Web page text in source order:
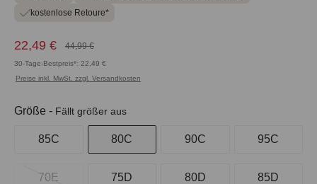
kostenlose Retoure*
22,49 € 44,99 €
30-Tage-Bestpreis*: 22,49 €
Preise inkl. MwSt. zzgl. Versandkosten
Größe auswählen
- Fällt größer aus
85C 80C 90C 95C
70E 75D 80D 85D